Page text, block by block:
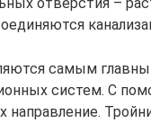
самым
систем. С
направление.